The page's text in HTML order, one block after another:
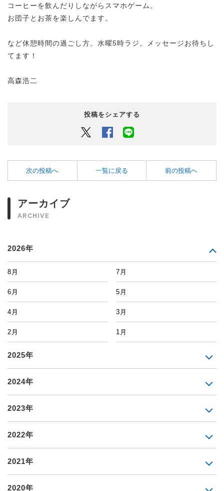
コーヒーを飲んだりしながらスマホゲーム。
お団子とお茶を楽しんでます。
など休憩時間の過ごし方。水曜5時ラジ。メッセージお待ちし
てます！
高森浩二
投稿をシェアする
Twitter Facebook
次の投稿へ 一覧に戻る 前の投稿へ
アーカイブ
ARCHIVE
2026年
8月 7月
6月 5月
4月 3月
2月 1月
2025年
2024年
2023年
2022年
2021年
2020年